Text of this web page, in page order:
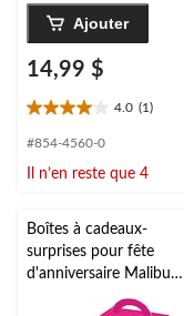
Ajouter
14,99 $
4.0 (1)
4.0
étoile(s)
5.
évaluation
#854-4560-0
Il n’en reste que 4
Boîtes à cadeaux-
surprises pour fête
d'anniversaire Malibu
Barbie, rose, paq. 4